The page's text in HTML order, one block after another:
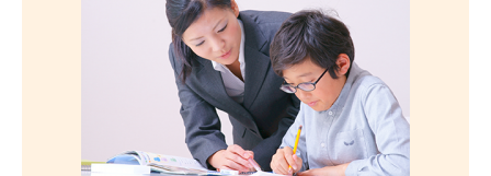
プライバシーポリシー
カスタマーハラスメントに対する基本方針
リソー教育グループについて